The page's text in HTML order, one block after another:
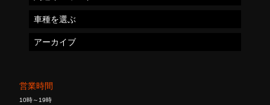
営業時間
10時～19時
車種を選ぶ
アーカイブ